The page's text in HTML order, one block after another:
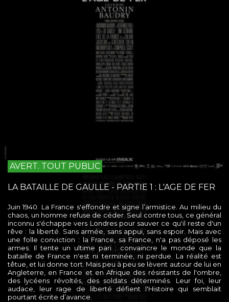
AVERT. TOUT PUBLIC
LA BATAILLE DE GAULLE - PARTIE 1 : L'AGE DE FER
Juin 1940. La France s'effondre et signe l’armistice. Au milieu du
chaos, un homme refuse de céder. Seul contre tous, ce général
inconnu s'échappe vers Londres pour sauver ce qu'il reste d'un
rêve : la liberté. Sans armée, sans appui, sans espoir. Mais avec
une folle conviction : la France, sa France, n'a pas déposé les
armes. Il tente un ultime pari : convaincre le monde que la
bataille de France n'est ni terminée, ni perdue. La réalité est
têtue, et lui donne tort. Mais peu à peu se lèvent autour de lui en
Angleterre, en France et en Afrique des résistants de l'ombre,
des lycéens révoltés, des soldats déterminés. Leur foi, leur
audace, leur rage de liberté défient l'Histoire qui semblait
pourtant écrite d’avance.